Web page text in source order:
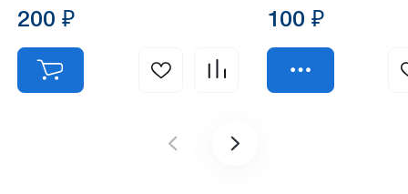
200 ₽ 100 ₽